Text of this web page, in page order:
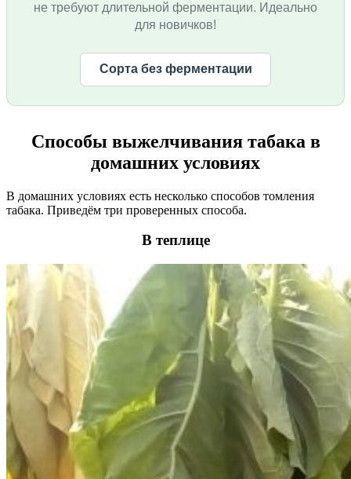
не требуют длительной ферментации. Идеально
для новичков!
Сорта без ферментации
Способы выжелчивания табака в
домашних условиях
В домашних условиях есть несколько способов томления
табака. Приведём три проверенных способа.
В теплице